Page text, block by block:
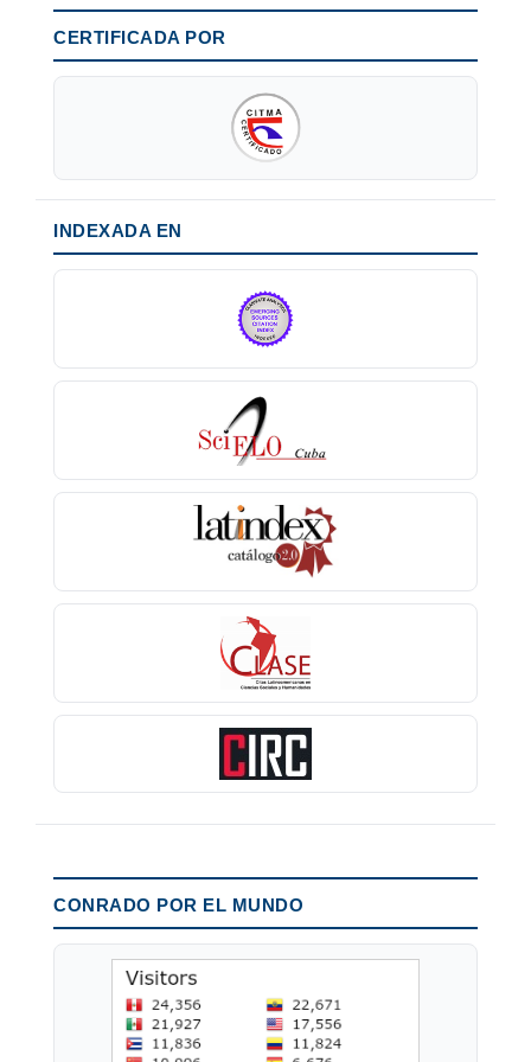
CERTIFICADA POR
INDEXADA EN
CONRADO POR EL MUNDO